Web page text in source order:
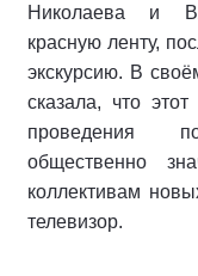
Николаева и
красную ленту,
экскурсию. В
сказала, что
проведения
общественно
коллективам
телевизор.